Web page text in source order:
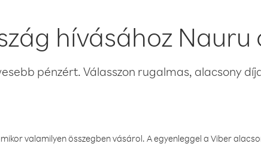
hívásához Nauru
pénzért. Válasszon rugalmas, alacsony
valamilyen összegben vásárol. A egyenleggel a Viber